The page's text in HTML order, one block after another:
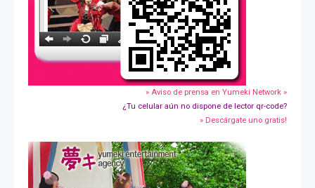
» Aviso de prensa en Yumeki Network »
¿Tu celular aún no dispone de lector qr-code?
» Descárgate uno gratis!